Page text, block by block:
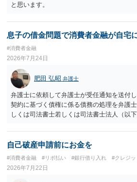
と思います。
息子の借金問題で消費者金融が自宅
#消費者金融
2026年7月24日
肥田 弘昭 弁護士
弁護士に依頼して弁護士が受任通知を送付
契約に基づく債権に係る債務の処理を弁護
しくは司法書士若しくは司法書士法人（以
旨の通知があつた場合において、正当な理
若しくはファクシミリ装置を用いて送信し
務を弁済することを要求すること。）に違
申請、不退去罪が成立すれば警察に通報な
自己破産申請前にお金を
#消費者金融 #リボ払い #銀行借り入れ #クレジッ
2026年7月22日